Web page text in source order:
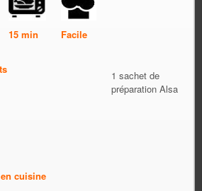
15 min Facile
1 sachet de
préparation Alsa
cuisine